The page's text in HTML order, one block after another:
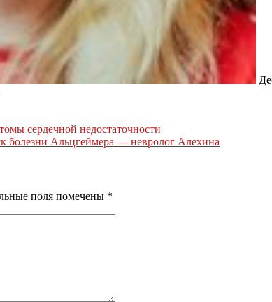
сердечной недостаточности
болезни Альцгеймера — невролог Алехина
поля помечены *